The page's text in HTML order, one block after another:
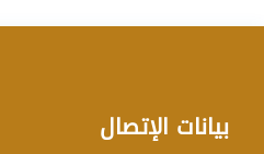
بيانات الإتصال